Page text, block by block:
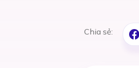
Chia sẻ: